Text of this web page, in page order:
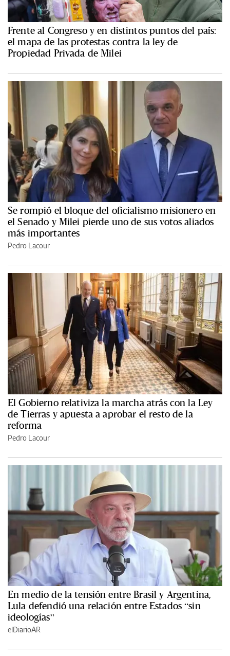
Frente al Congreso y en distintos puntos del país:
el mapa de las protestas contra la ley de
Propiedad Privada de Milei
Se rompió el bloque del oficialismo misionero en
el Senado y Milei pierde uno de sus votos aliados
más importantes
Pedro Lacour
El Gobierno relativiza la marcha atrás con la Ley
de Tierras y apuesta a aprobar el resto de la
reforma
Pedro Lacour
En medio de la tensión entre Brasil y Argentina,
Lula defendió una relación entre Estados “sin
ideologías”
elDiarioAR